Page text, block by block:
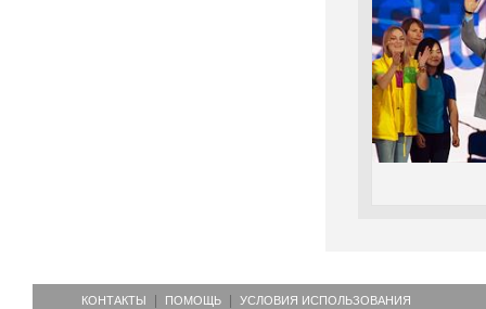
КОНТАКТЫ ПОМОЩЬ УСЛОВИЯ ИСПОЛЬЗОВАНИЯ